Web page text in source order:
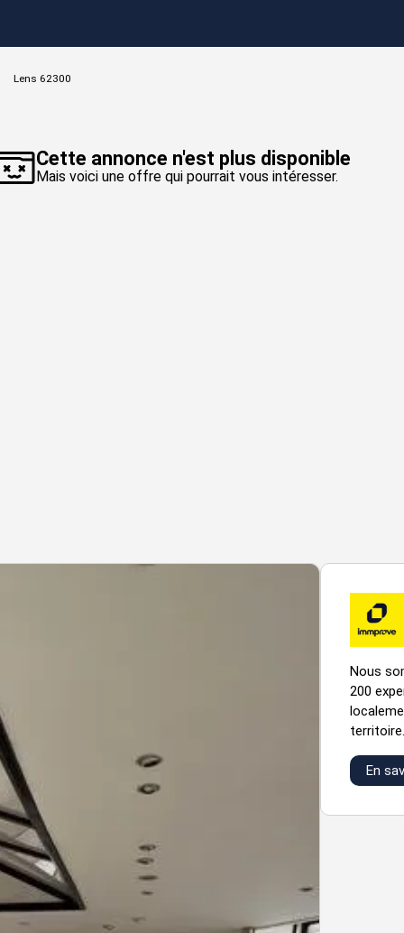
Lens 62300
Cette annonce n'est plus disponible
Mais voici une offre qui pourrait vous intéresser.
Nous
200
En